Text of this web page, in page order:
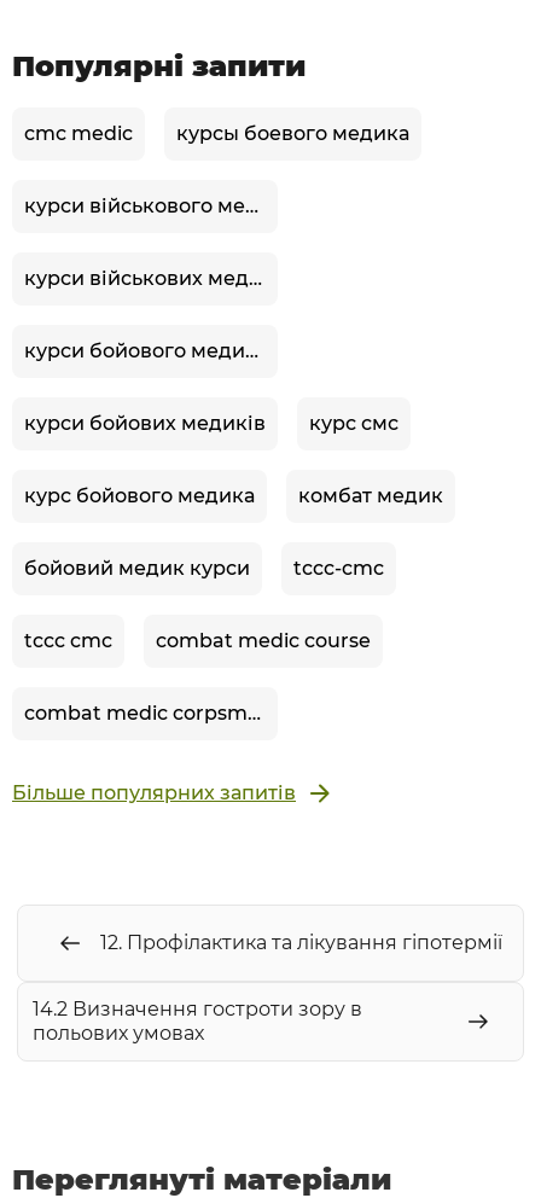
Популярні запити
cmc medic курсы боевого медика
курси військового медика
курси військових медиків
курси бойового медика
курси бойових медиків курс смс
курс бойового медика комбат медик
бойовий медик курси tccc-cmc
tccc cmc combat medic course
combat medic corpsman
Більше популярних запитів
12. Профілактика та лікування гіпотермії
14.2 Визначення гостроти зору в
польових умовах
Переглянуті матеріали